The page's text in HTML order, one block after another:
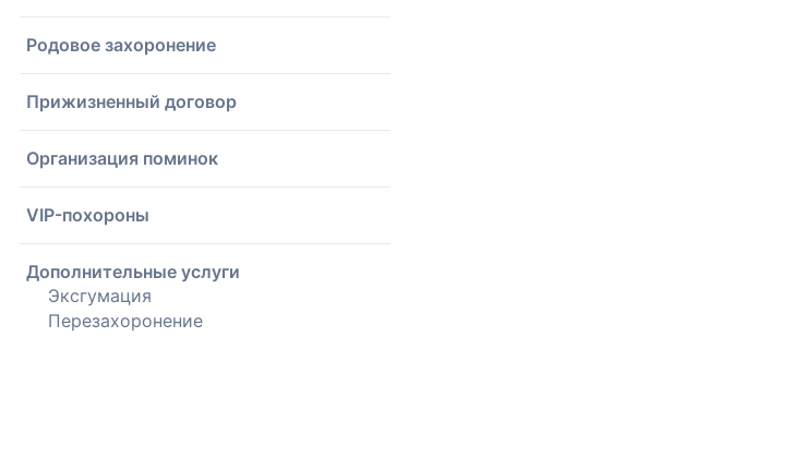
Родовое захоронение
Прижизненный договор
Организация поминок
VIP-похороны
Дополнительные услуги
Эксгумация
Перезахоронение